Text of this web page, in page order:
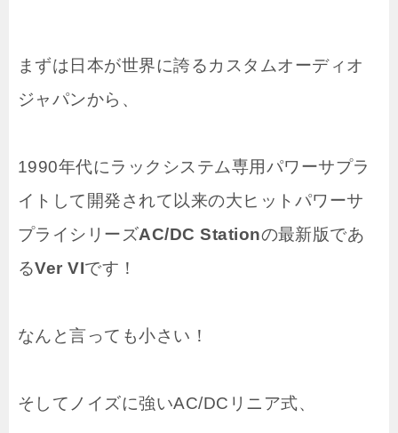
まずは日本が世界に誇るカスタムオーディオ
ジャパンから、
1990年代にラックシステム専用パワーサプラ
イトして開発されて以来の大ヒットパワーサ
プライシリーズAC/DC Stationの最新版であ
るVer VIです！
なんと言っても小さい！
そしてノイズに強いAC/DCリニア式、